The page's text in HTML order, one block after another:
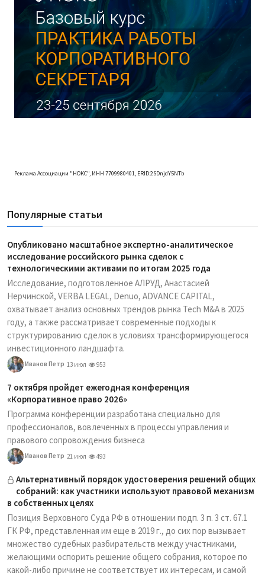
Реклама Ассоциации "НОКС", ИНН 7709980401, ERID:2SDnjdY5NTb
Популярные статьи
Опубликовано масштабное экспертно-аналитическое
исследование российского рынка сделок с
технологическими активами по итогам 2025 года
Исследование, подготовленное АЛРУД, Анастасией
Нерчинской, VERBA LEGAL, Denuo, ADVANCE CAPITAL,
охватывает анализ основных трендов рынка Tech M&A в 2025
году, а также рассматривает современные подходы к
структурированию сделок в условиях трансформирующегося
инвестиционного ландшафта.
Иванов Петр 13 июл 953
7 октября пройдет ежегодная конференция
«Корпоративное право 2026»
Программа конференции разработана специально для
профессионалов, вовлеченных в процессы управления и
правового сопровождения бизнеса
Иванов Петр 21 июл 493
Альтернативный порядок удостоверения решений общих
собраний: как участники используют правовой механизм
в собственных целях
Позиция Верховного Суда РФ в отношении подп. 3 п. 3 ст. 67.1
ГК РФ, представленная им еще в 2019 г., до сих пор вызывает
множество судебных разбирательств между участниками,
желающими оспорить решение общего собрания, которое по
какой-либо причине не соответствует их интересам, и самой